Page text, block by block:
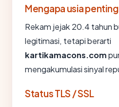
Mengapa usia penting
Rekam jejak 20.4 tahun
legitimasi, tetapi berarti
kartikamacons.com
mengakumulasi sinyal
Status TLS / SSL